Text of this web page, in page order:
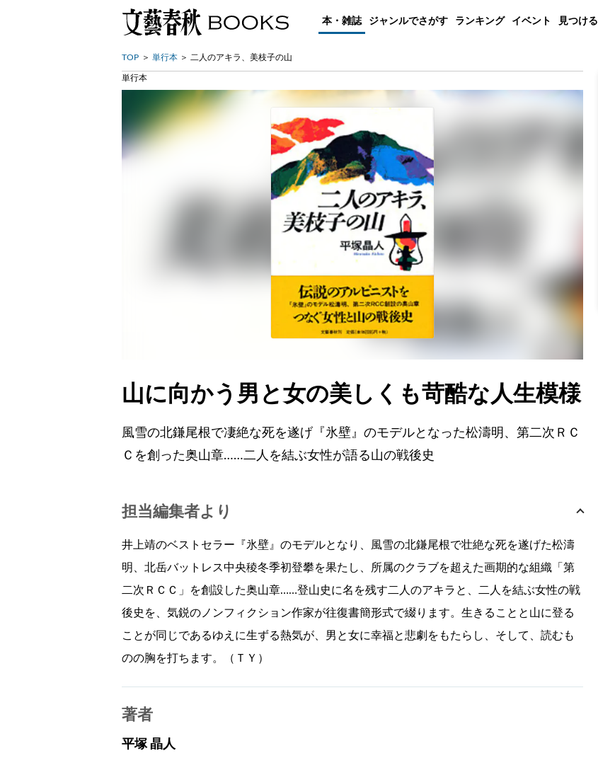
本・雑誌 ジャンルでさがす ランキング イベント 見つける
TOP 単行本 二人のアキラ、美枝子の山
単行本
山に向かう男と女の美しくも苛酷な人生模様
風雪の北鎌尾根で凄絶な死を遂げ『氷壁』のモデルとなった松濤明、第二次ＲＣ
Ｃを創った奥山章……二人を結ぶ女性が語る山の戦後史
担当編集者より
井上靖のベストセラー『氷壁』のモデルとなり、風雪の北鎌尾根で壮絶な死を遂げた松濤
明、北岳バットレス中央稜冬季初登攀を果たし、所属のクラブを超えた画期的な組織「第
二次ＲＣＣ」を創設した奥山章……登山史に名を残す二人のアキラと、二人を結ぶ女性の戦
後史を、気鋭のノンフィクション作家が往復書簡形式で綴ります。生きることと山に登る
ことが同じであるゆえに生ずる熱気が、男と女に幸福と悲劇をもたらし、そして、読むも
のの胸を打ちます。（ＴＹ）
著者
平塚 晶人